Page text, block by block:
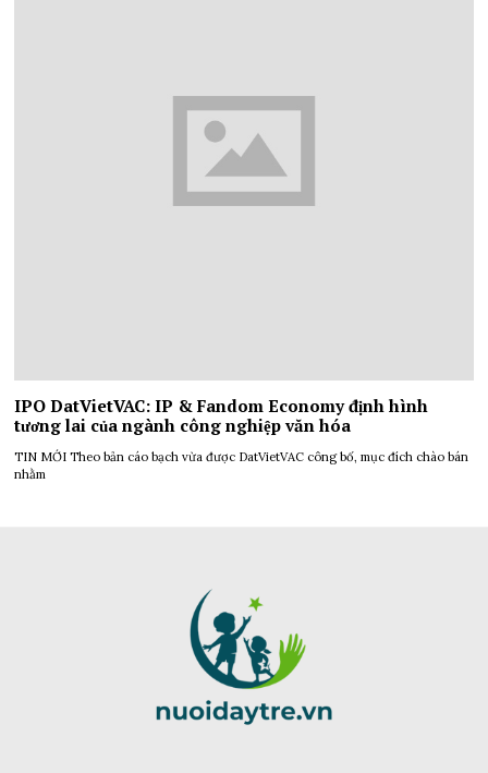
IPO DatVietVAC: IP & Fandom Economy định hình
tương lai của ngành công nghiệp văn hóa
TIN MỚI Theo bản cáo bạch vừa được DatVietVAC công bố, mục đích chào bán
nhằm